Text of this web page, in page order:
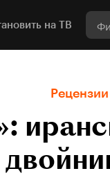
на ТВ
Рецензии